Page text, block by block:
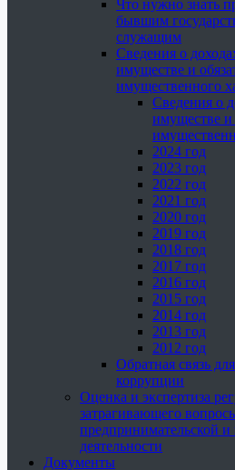
Что нужно знать
бывшим
служащим
Сведения о
имуществе и
имущественного
Сведения о
имуществе и
2024 год
2023 год
2022 год
2021 год
2020 год
2019 год
2018 год
2017 год
2016 год
2015 год
2014 год
2013 год
2012 год
Обратная связь
коррупции
Оценка и экспертиза
затрагивающего
предпринимательской
деятельности
Документы